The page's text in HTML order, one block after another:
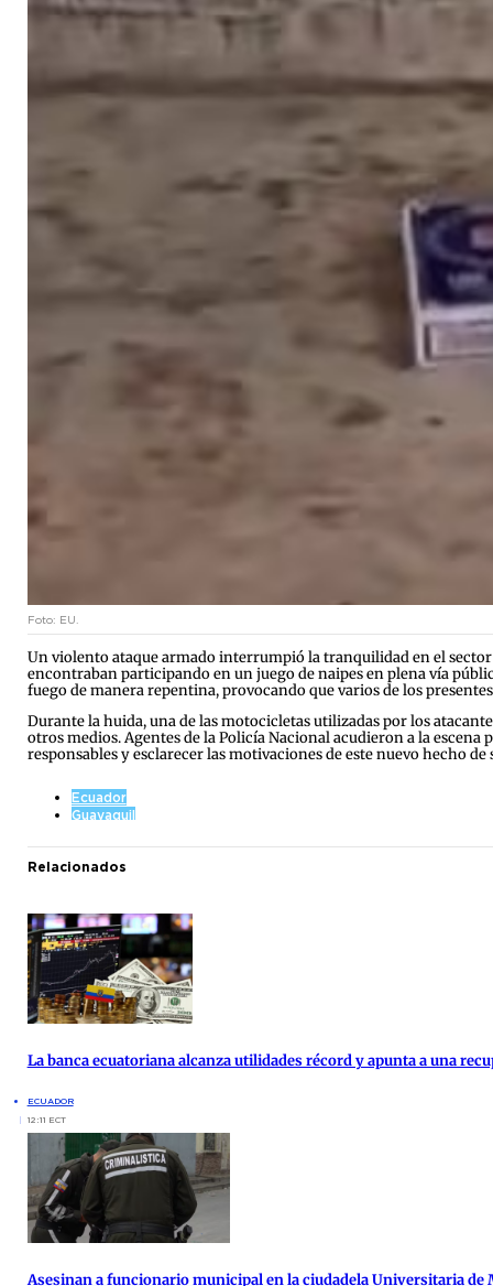
Foto: EU.
Un violento ataque armado interrumpió la tranquilidad en el sector
encontraban participando en un juego de naipes en plena vía
fuego de manera repentina, provocando que varios de los
Durante la huida, una de las motocicletas utilizadas por los
otros medios. Agentes de la Policía Nacional acudieron a la
responsables y esclarecer las motivaciones de este nuevo hecho de
Ecuador
Guayaquil
Relacionados
La banca ecuatoriana alcanza utilidades récord y apunta a una
ECUADOR
12:11 ECT
Asesinan a funcionario municipal en la ciudadela Universitaria de